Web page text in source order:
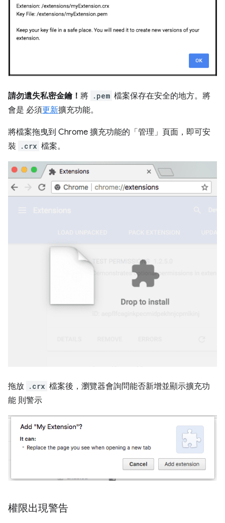
請勿遺失私密金鑰！ 將 .pem 檔案保存在安全的地方。將
會是 必須更新擴充功能。
將檔案拖曳到 Chrome 擴充功能的「管理」頁面，即可安
裝
.crx 檔案。
拖放 .crx 檔案後，瀏覽器會詢問能否新增並顯示擴充功
能 則警示
權限出現警告